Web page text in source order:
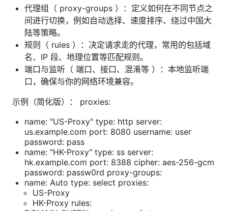
代理组（ proxy-groups ）：定义如何在不同节点之
间进行切换，例如自动选择、速度排序、绕过中国大
陆等策略。
规则（ rules ）：决定请求走的代理，常用的包括域
名、IP 段、地理位置等匹配规则。
端口与监听（ 端口、接口、混淆等 ）：本地监听端
口，确保与你的网络环境兼容。
示例（简化版）： proxies:
name: "US-Proxy" type: http server:
us.example.com port: 8080 username: user
password: pass
name: "HK-Proxy" type: ss server:
hk.example.com port: 8388 cipher: aes-256-gcm
password: passw0rd proxy-groups:
name: Auto type: select proxies:
US-Proxy
HK-Proxy rules: